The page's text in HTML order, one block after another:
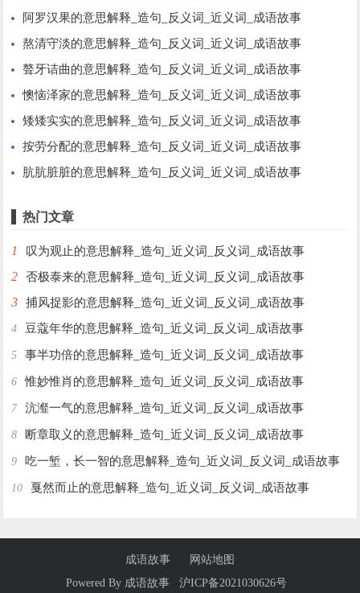
阿罗汉果的意思解释_造句_反义词_近义词_成语故事
熬清守淡的意思解释_造句_反义词_近义词_成语故事
聱牙诘曲的意思解释_造句_反义词_近义词_成语故事
懊恼泽家的意思解释_造句_反义词_近义词_成语故事
矮矮实实的意思解释_造句_反义词_近义词_成语故事
按劳分配的意思解释_造句_反义词_近义词_成语故事
肮肮脏脏的意思解释_造句_反义词_近义词_成语故事
热门文章
1 叹为观止的意思解释_造句_近义词_反义词_成语故事
2 否极泰来的意思解释_造句_近义词_反义词_成语故事
3 捕风捉影的意思解释_造句_近义词_反义词_成语故事
4 豆蔻年华的意思解释_造句_近义词_反义词_成语故事
5 事半功倍的意思解释_造句_近义词_反义词_成语故事
6 惟妙惟肖的意思解释_造句_近义词_反义词_成语故事
7 沆瀣一气的意思解释_造句_近义词_反义词_成语故事
8 断章取义的意思解释_造句_近义词_反义词_成语故事
9 吃一堑，长一智的意思解释_造句_近义词_反义词_成语故事
10 戛然而止的意思解释_造句_近义词_反义词_成语故事
成语故事
网站地图
Powered By 成语故事 沪ICP备2021030626号